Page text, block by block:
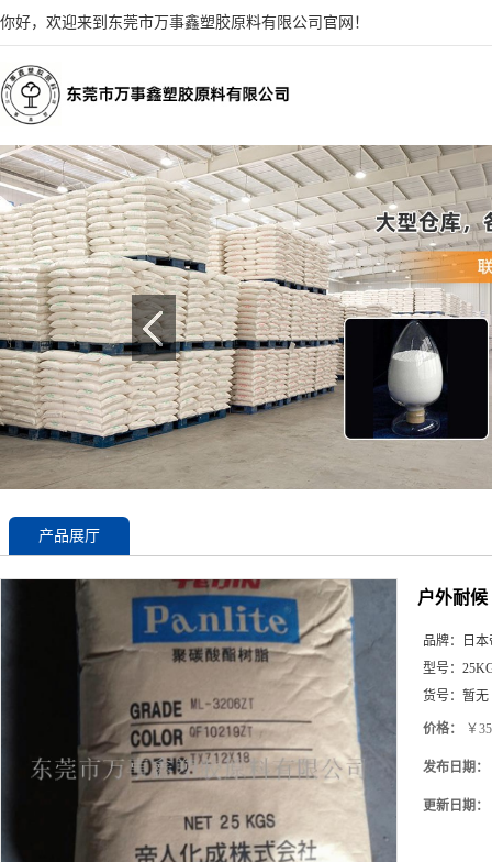
你好，欢迎来到东莞市万事鑫塑胶原料有限公司官网！
产品展厅
户外耐候
品牌：
日
型号：
货号： 暂无
价格： ￥
发布日期：
更新日期：